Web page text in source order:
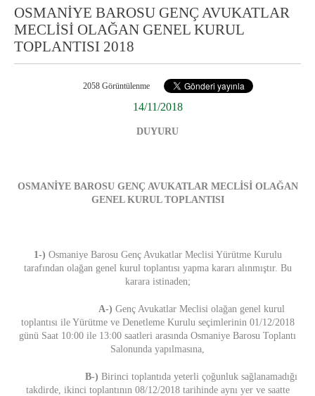
OSMANİYE BAROSU GENÇ AVUKATLAR
MECLİSİ OLAĞAN GENEL KURUL
TOPLANTISI 2018
2058 Görüntülenme
14/11/2018
DUYURU
OSMANİYE BAROSU GENÇ AVUKATLAR MECLİSİ OLAĞAN
GENEL KURUL TOPLANTISI
1-) Osmaniye Barosu Genç Avukatlar Meclisi Yürütme Kurulu
tarafından olağan genel kurul toplantısı yapma kararı alınmıştır. Bu
karara istinaden;
A-) Genç Avukatlar Meclisi olağan genel kurul
toplantısı ile Yürütme ve Denetleme Kurulu seçimlerinin 01/12/2018
günü Saat 10:00 ile 13:00 saatleri arasında Osmaniye Barosu Toplantı
Salonunda yapılmasına,
B-) Birinci toplantıda yeterli çoğunluk sağlanamadığı
takdirde, ikinci toplantının 08/12/2018 tarihinde aynı yer ve saatte